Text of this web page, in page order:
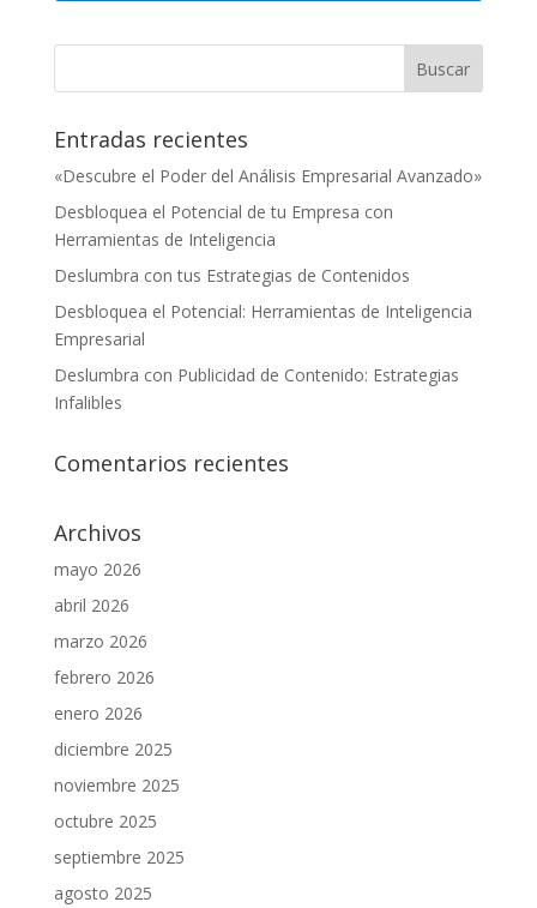
Entradas recientes
«Descubre el Poder del Análisis Empresarial Avanzado»
Desbloquea el Potencial de tu Empresa con
Herramientas de Inteligencia
Deslumbra con tus Estrategias de Contenidos
Desbloquea el Potencial: Herramientas de Inteligencia
Empresarial
Deslumbra con Publicidad de Contenido: Estrategias
Infalibles
Comentarios recientes
Archivos
mayo 2026
abril 2026
marzo 2026
febrero 2026
enero 2026
diciembre 2025
noviembre 2025
octubre 2025
septiembre 2025
agosto 2025